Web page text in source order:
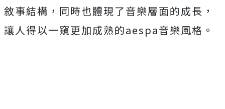
敘事結構， 同時也體現了音樂層面的成長，
讓人得以一窺更加成熟的aespa音樂風格。